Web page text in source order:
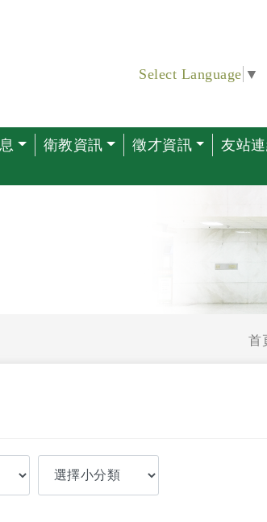
Select Language ▼
衛教資訊 徵才資訊 友站
首